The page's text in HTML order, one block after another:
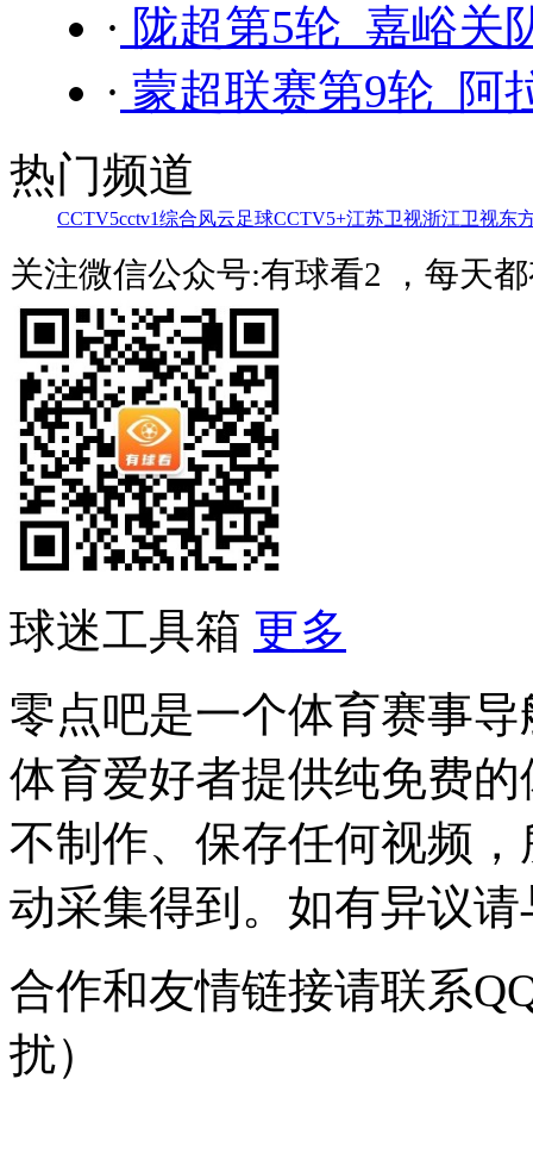
· 陇超第5轮 嘉峪关
· 蒙超联赛第9轮 阿
热门频道
CCTV5cctv1综合风云足球CCTV5+江苏卫视浙江卫视东
关注微信公众号:有球看2 ，每天
球迷工具箱 更多
零点吧是一个体育赛事
体育爱好者提供纯免费
不制作、保存任何视频
动采集得到。如有异议
合作和友情链接请联系
扰）